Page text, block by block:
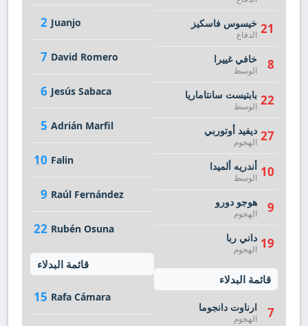
2 Juanjo
7 David Romero
6 Jesús Sabaca
5 Adrián Marfil
10 Falin
9 Raúl Fernández
22 Rubén Osuna
قائمة البدلاء
15 Rafa Cámara
21 خيسوس فاسكيز
الدفاع
8 خافي غييرا
الوسط
22 بابتيست سانتاماريا
الوسط
27 ديفيد أوتوربي
الهجوم
10 أندريه ألميدا
الوسط
9 هوجو دورو
الهجوم
19 داني ربا
الهجوم
قائمة البدلاء
7 ارناوت دانجوما
الهجوم